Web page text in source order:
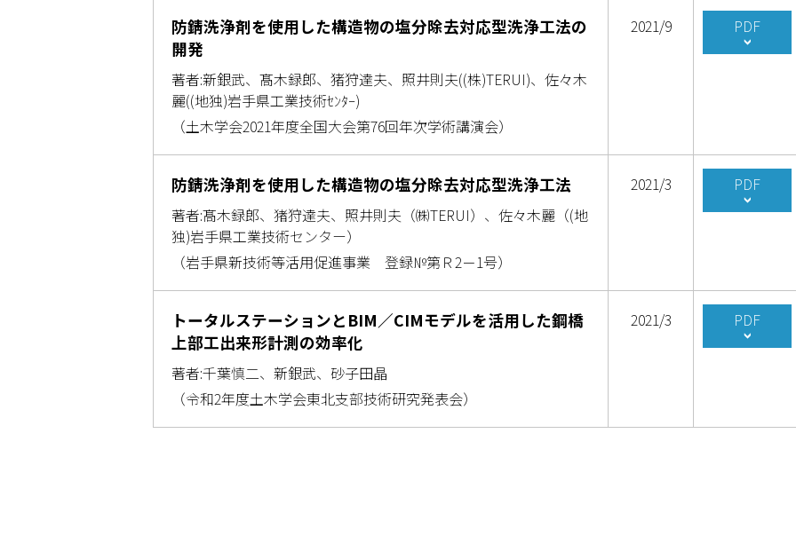
防錆洗浄剤を使用した構造物の塩分除去対応型洗浄工法の
開発
著者:新銀武、髙木録郎、猪狩達夫、照井則夫((株)TERUI)、佐々木
麗((地独)岩手県工業技術ｾﾝﾀｰ)
（土木学会2021年度全国大会第76回年次学術講演会）
2021/9 PDF
防錆洗浄剤を使用した構造物の塩分除去対応型洗浄工法
著者:髙木録郎、猪狩達夫、照井則夫（㈱TERUI）、佐々木麗（(地
独)岩手県工業技術センター）
（岩手県新技術等活用促進事業 登録№第Ｒ2－1号）
2021/3 PDF
トータルステーションとBIM／CIMモデルを活用した鋼橋
上部工出来形計測の効率化
著者:千葉慎二、新銀武、砂子田晶
（令和2年度土木学会東北支部技術研究発表会）
2021/3 PDF